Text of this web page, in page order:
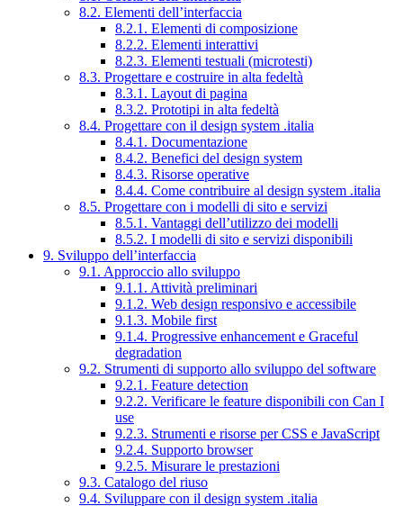
8.2. Elementi dell’interfaccia
8.2.1. Elementi di composizione
8.2.2. Elementi interattivi
8.2.3. Elementi testuali (microtesti)
8.3. Progettare e costruire in alta fedeltà
8.3.1. Layout di pagina
8.3.2. Prototipi in alta fedeltà
8.4. Progettare con il design system .italia
8.4.1. Documentazione
8.4.2. Benefici del design system
8.4.3. Risorse operative
8.4.4. Come contribuire al design system .italia
8.5. Progettare con i modelli di sito e servizi
8.5.1. Vantaggi dell’utilizzo dei modelli
8.5.2. I modelli di sito e servizi disponibili
9. Sviluppo dell’interfaccia
9.1. Approccio allo sviluppo
9.1.1. Attività preliminari
9.1.2. Web design responsivo e accessibile
9.1.3. Mobile first
9.1.4. Progressive enhancement e Graceful
degradation
9.2. Strumenti di supporto allo sviluppo del software
9.2.1. Feature detection
9.2.2. Verificare le feature disponibili con Can I
use
9.2.3. Strumenti e risorse per CSS e JavaScript
9.2.4. Supporto browser
9.2.5. Misurare le prestazioni
9.3. Catalogo del riuso
9.4. Sviluppare con il design system .italia